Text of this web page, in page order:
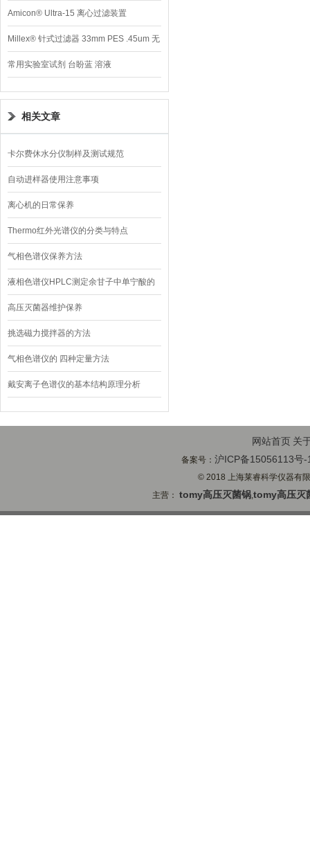
Amicon® Ultra-15 离心过滤装置
Millex® 针式过滤器 33mm PES .45um 无
菌
常用实验室试剂 台盼蓝 溶液
相关文章
卡尔费休水分仪制样及测试规范
自动进样器使用注意事项
离心机的日常保养
Thermo红外光谱仪的分类与特点
气相色谱仪保养方法
液相色谱仪HPLC测定余甘子中单宁酸的
含量
高压灭菌器维护保养
挑选磁力搅拌器的方法
气相色谱仪的 四种定量方法
戴安离子色谱仪的基本结构原理分析
网站首页 关
备案号：沪ICP备15056113号-
© 2018 上海莱睿科学仪器有
主营：tomy高压灭菌锅,tomy高压灭